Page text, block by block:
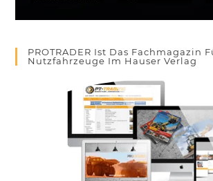
PROTRADER Ist Das Fachmagazin
Nutzfahrzeuge Im Hauser Verlag